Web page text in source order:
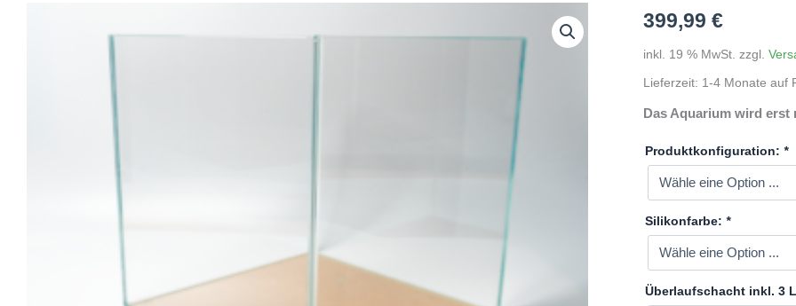
399,99€
inkl. 19 % MwSt. zzgl.
Lieferzeit: 1-4 Monate auf
Das Aquarium wird erst
Produktkonfiguration:*
Silikonfarbe:*
Überlaufschacht inkl. 3